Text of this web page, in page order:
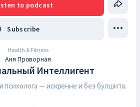
to podcast
Subscribe
Health & Fitness
Аня Проворная
Интеллигент
психолога — искренне и без булшита.